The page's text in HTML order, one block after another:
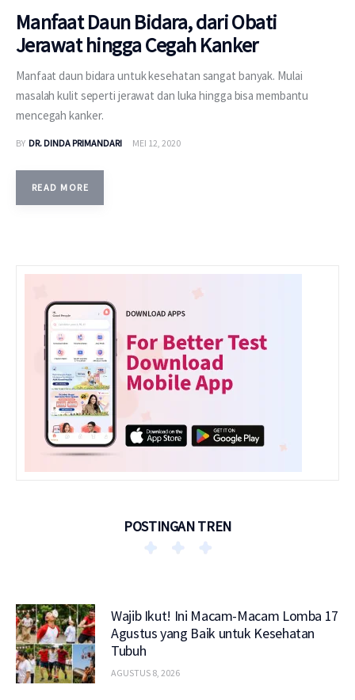
Manfaat Daun Bidara, dari Obati
Jerawat hingga Cegah Kanker
Manfaat daun bidara untuk kesehatan sangat banyak. Mulai
masalah kulit seperti jerawat dan luka hingga bisa membantu
mencegah kanker.
BY DR. DINDA PRIMANDARI MEI 12, 2020
READ MORE
POSTINGAN TREN
Wajib Ikut! Ini Macam-Macam Lomba 17
Agustus yang Baik untuk Kesehatan
Tubuh
AGUSTUS 8, 2026